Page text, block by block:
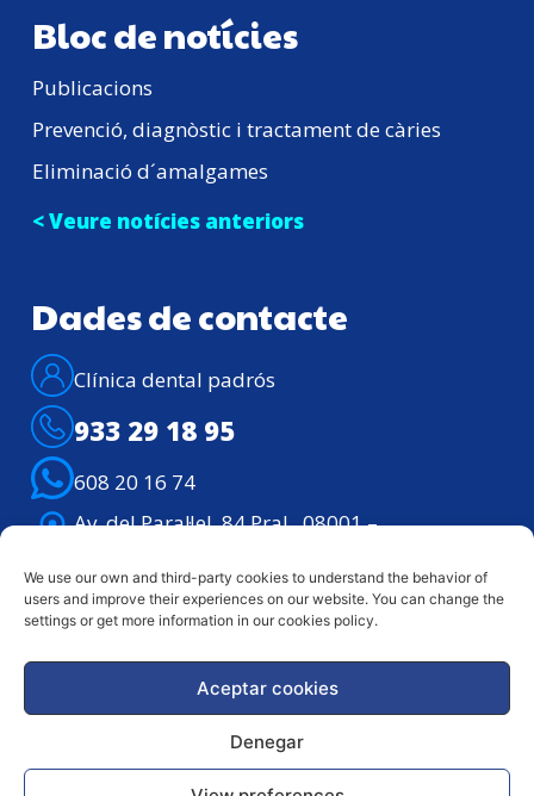
We use our own and third-party cookies to understand the behavior of
users and improve their experiences on our website. You can change the
settings or get more information in our cookies policy.
Aceptar cookies
Denegar
Bloc de notícies
Publicacions
Prevenció, diagnòstic i tractament de càries
Eliminació d´amalgames
< Veure notícies anteriors
privacitat
Avis legal
Dades de contacte
Clínica dental padrós
933 29 18 95
608 20 16 74
Av. del Paral·lel, 84 Pral., 08001 –
Atenció telefònica: Dilluns – divendres de
9h. a 21h.